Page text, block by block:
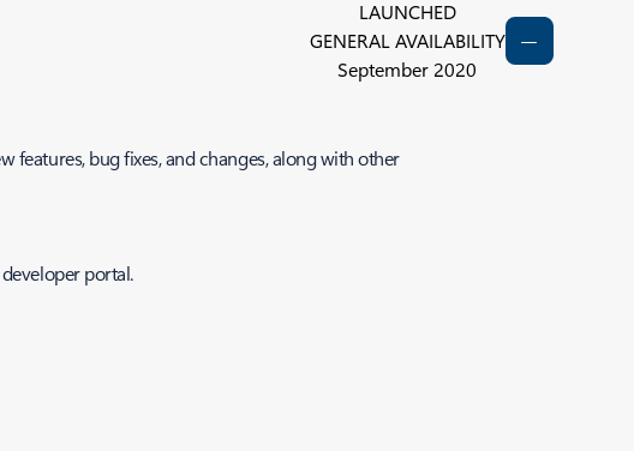
LAUNCHED
GENERAL AVAILABILITY
September 2020
features, bug fixes, and changes, along with other
portal.